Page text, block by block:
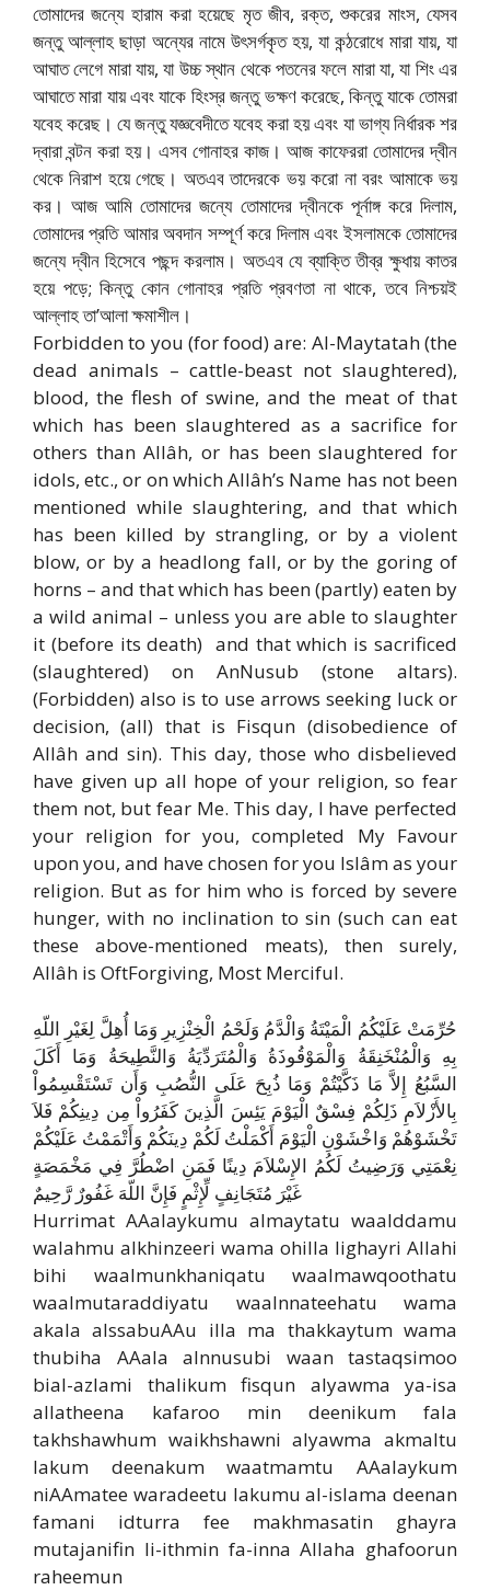
তোমাদের জন্যে হারাম করা হয়েছে মৃত জীব, রক্ত, শুকরের মাংস, যেসব
জন্তু আল্লাহ ছাড়া অন্যের নামে উৎসর্গকৃত হয়, যা কন্ঠরোধে মারা যায়, যা
আঘাত লেগে মারা যায়, যা উচ্চ স্থান থেকে পতনের ফলে মারা যা, যা শিং এর
আঘাতে মারা যায় এবং যাকে হিংস্র জন্তু ভক্ষণ করেছে, কিন্তু যাকে তোমরা
যবেহ করেছ। যে জন্তু যজ্ঞবেদীতে যবেহ করা হয় এবং যা ভাগ্য নির্ধারক শর
দ্বারা বন্টন করা হয়। এসব গোনাহর কাজ। আজ কাফেররা তোমাদের দ্বীন
থেকে নিরাশ হয়ে গেছে। অতএব তাদেরকে ভয় করো না বরং আমাকে ভয়
কর। আজ আমি তোমাদের জন্যে তোমাদের দ্বীনকে পূর্নাঙ্গ করে দিলাম,
তোমাদের প্রতি আমার অবদান সম্পূর্ণ করে দিলাম এবং ইসলামকে তোমাদের
জন্যে দ্বীন হিসেবে পছন্দ করলাম। অতএব যে ব্যাক্তি তীব্র ক্ষুধায় কাতর
হয়ে পড়ে; কিন্তু কোন গোনাহর প্রতি প্রবণতা না থাকে, তবে নিশ্চয়ই
আল্লাহ তা’আলা ক্ষমাশীল।
Forbidden to you (for food) are: Al-Maytatah (the
dead animals – cattle-beast not slaughtered),
blood, the flesh of swine, and the meat of that
which has been slaughtered as a sacrifice for
others than Allâh, or has been slaughtered for
idols, etc., or on which Allâh’s Name has not been
mentioned while slaughtering, and that which
has been killed by strangling, or by a violent
blow, or by a headlong fall, or by the goring of
horns – and that which has been (partly) eaten by
a wild animal – unless you are able to slaughter
it (before its death) ­ and that which is sacrificed
(slaughtered) on An­Nusub (stone altars).
(Forbidden) also is to use arrows seeking luck or
decision, (all) that is Fisqun (disobedience of
Allâh and sin). This day, those who disbelieved
have given up all hope of your religion, so fear
them not, but fear Me. This day, I have perfected
your religion for you, completed My Favour
upon you, and have chosen for you Islâm as your
religion. But as for him who is forced by severe
hunger, with no inclination to sin (such can eat
these above-mentioned meats), then surely,
Allâh is Oft­Forgiving, Most Merciful.
حُرِّمَتْ عَلَيْكُمُ الْمَيْتَةُ وَالْدَّمُ وَلَحْمُ الْخِنْزِيرِ وَمَا أُهِلَّ لِغَيْرِ اللّهِ
بِهِ وَالْمُنْخَنِقَةُ وَالْمَوْقُوذَةُ وَالْمُتَرَدِّيَةُ وَالنَّطِيحَةُ وَمَا أَكَلَ
السَّبُعُ إِلاَّ مَا ذَكَّيْتُمْ وَمَا ذُبِحَ عَلَى النُّصُبِ وَأَن تَسْتَقْسِمُواْ
بِالأَزْلاَمِ ذَلِكُمْ فِسْقٌ الْيَوْمَ يَئِسَ الَّذِينَ كَفَرُواْ مِن دِينِكُمْ فَلاَ
تَخْشَوْهُمْ وَاخْشَوْنِ الْيَوْمَ أَكْمَلْتُ لَكُمْ دِينَكُمْ وَأَتْمَمْتُ عَلَيْكُمْ
نِعْمَتِي وَرَضِيتُ لَكُمُ الإِسْلاَمَ دِينًا فَمَنِ اضْطُرَّ فِي مَخْمَصَةٍ
غَيْرَ مُتَجَانِفٍ لِّإِثْمٍ فَإِنَّ اللّهَ غَفُورٌ رَّحِيمٌ
Hurrimat AAalaykumu almaytatu waalddamu
walahmu alkhinzeeri wama ohilla lighayri Allahi
bihi waalmunkhaniqatu waalmawqoothatu
waalmutaraddiyatu waalnnateehatu wama
akala alssabuAAu illa ma thakkaytum wama
thubiha AAala alnnusubi waan tastaqsimoo
bial-azlami thalikum fisqun alyawma ya-isa
allatheena kafaroo min deenikum fala
takhshawhum waikhshawni alyawma akmaltu
lakum deenakum waatmamtu AAalaykum
niAAmatee waradeetu lakumu al-islama deenan
famani idturra fee makhmasatin ghayra
mutajanifin li-ithmin fa-inna Allaha ghafoorun
raheemun